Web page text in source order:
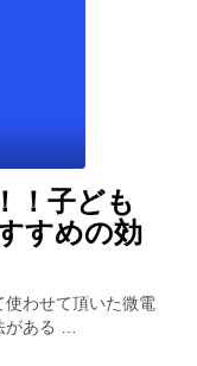
！子ども
すめの効
わせて頂いた微電
がある …